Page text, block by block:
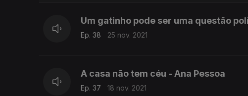
Um gatinho pode ser uma questão
Ep. 38 25 nov. 2021
A casa não tem céu - Ana Pessoa
Ep. 37 18 nov. 2021